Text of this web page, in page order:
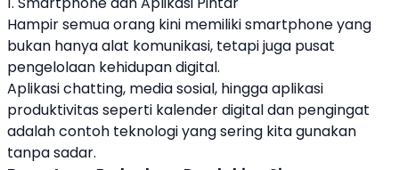
Hampir semua orang kini memiliki smartphone yang
bukan hanya alat komunikasi, tetapi juga pusat
pengelolaan kehidupan digital.
Aplikasi chatting, media sosial, hingga aplikasi
produktivitas seperti kalender digital dan pengingat
adalah contoh teknologi yang sering kita gunakan
tanpa sadar.